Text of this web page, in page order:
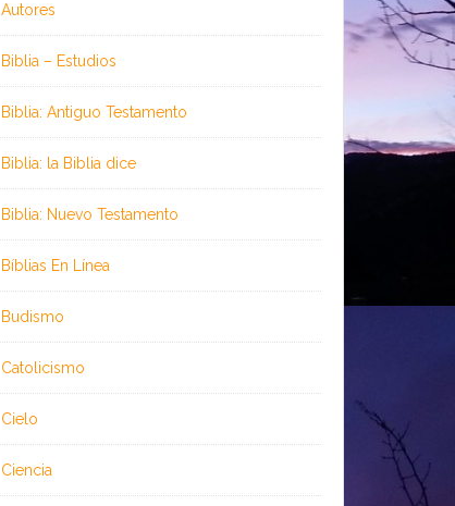
Autores
Biblia – Estudios
Biblia: Antiguo Testamento
Biblia: la Biblia dice
Biblia: Nuevo Testamento
Bíblias En Línea
Budismo
Catolicismo
Cielo
Ciencia